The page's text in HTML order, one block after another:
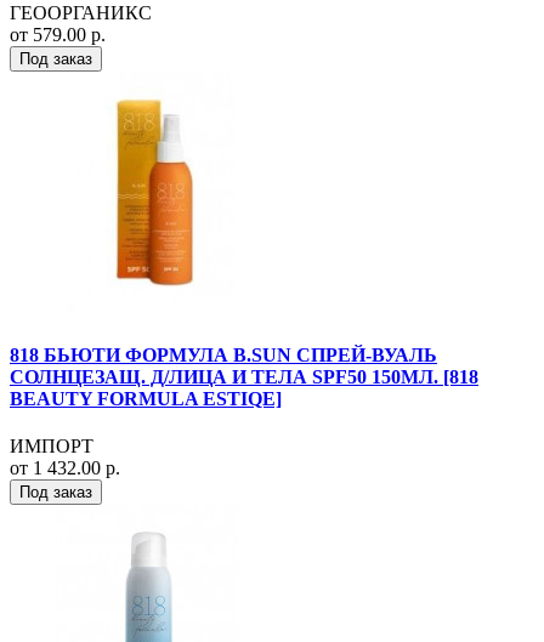
ГЕООРГАНИКС
от 579.00 р.
Под заказ
818 БЬЮТИ ФОРМУЛА B.SUN СПРЕЙ-ВУАЛЬ
СОЛНЦЕЗАЩ. Д/ЛИЦА И ТЕЛА SPF50 150МЛ. [818
BEAUTY FORMULA ESTIQE]
ИМПОРТ
от 1 432.00 р.
Под заказ